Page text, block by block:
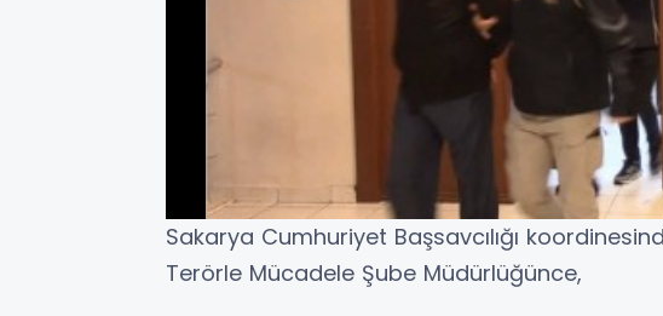
Sakarya Cumhuriyet Başsavcılığı
Terörle Mücadele Şube Müdürlüğünce,